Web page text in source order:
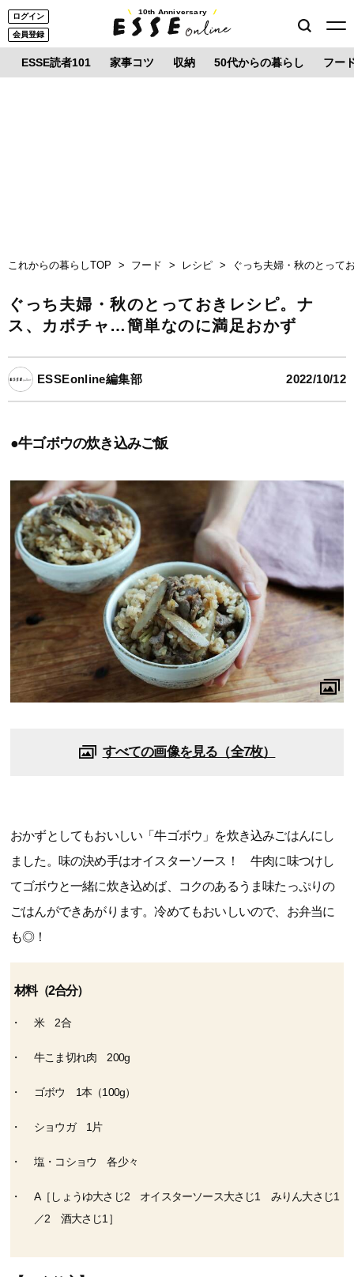
ログイン
会員登録
10th Anniversary
ESSE読者101 家事コツ 収納 50代からの暮らし フー
これからの暮らしTOP フード レシピ ぐっち夫婦・秋のとって
ぐっち夫婦・秋のとっておきレシピ。ナ
ス、カボチャ…簡単なのに満足おかず
ESSEonline編集部 2022/10/12
●牛ゴボウの炊き込みご飯
すべての画像を見る（全7枚）
おかずとしてもおいしい「牛ゴボウ」を炊き込みごはんにし
ました。味の決め手はオイスターソース！ 牛肉に味つけし
てゴボウと一緒に炊き込めば、コクのあるうま味たっぷりの
ごはんができあがります。冷めてもおいしいので、お弁当に
も◎！
材料（2合分）
米 2合
牛こま切れ肉 200g
ゴボウ 1本（100g）
ショウガ 1片
塩・コショウ 各少々
A［しょうゆ大さじ2 オイスターソース大さじ1 みりん大さじ1
／2 酒大さじ1］